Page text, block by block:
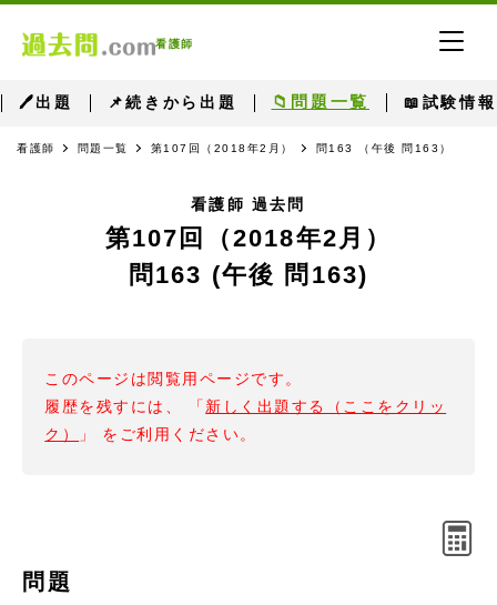
看護師
🖊出題 📌続きから出題 📁問題一覧 📖試験情報
看護師 問題一覧 第107回（2018年2月） 問163 （午後 問163）
看護師 過去問
第107回（2018年2月）
問163 (午後 問163)
このページは閲覧用ページです。
履歴を残すには、 「 新しく出題する（ここをクリッ
ク）
」 をご利用ください。
問題